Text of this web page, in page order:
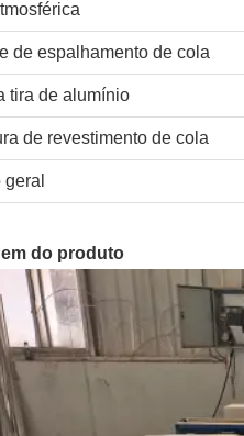
de espalhamento de cola
tira de alumínio
de revestimento de cola
do produto